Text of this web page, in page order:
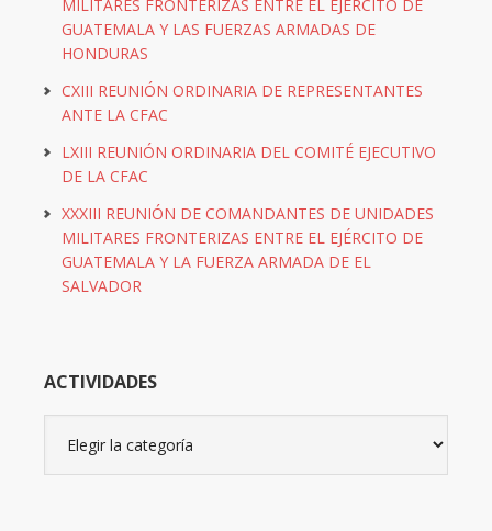
MILITARES FRONTERIZAS ENTRE EL EJÉRCITO DE
GUATEMALA Y LAS FUERZAS ARMADAS DE
HONDURAS
CXIII REUNIÓN ORDINARIA DE REPRESENTANTES
ANTE LA CFAC
LXIII REUNIÓN ORDINARIA DEL COMITÉ EJECUTIVO
DE LA CFAC
XXXIII REUNIÓN DE COMANDANTES DE UNIDADES
MILITARES FRONTERIZAS ENTRE EL EJÉRCITO DE
GUATEMALA Y LA FUERZA ARMADA DE EL
SALVADOR
ACTIVIDADES